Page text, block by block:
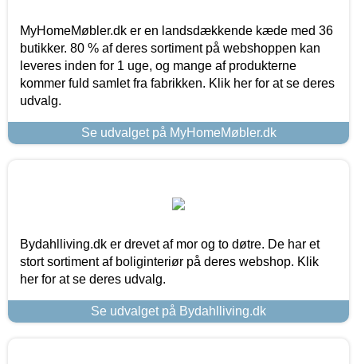
MyHomeMøbler.dk er en landsdækkende kæde med 36
butikker. 80 % af deres sortiment på webshoppen kan
leveres inden for 1 uge, og mange af produkterne
kommer fuld samlet fra fabrikken. Klik her for at se deres
udvalg.
Se udvalget på MyHomeMøbler.dk
Bydahlliving.dk er drevet af mor og to døtre. De har et
stort sortiment af boliginteriør på deres webshop. Klik
her for at se deres udvalg.
Se udvalget på Bydahlliving.dk